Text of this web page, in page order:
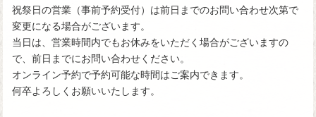
祝祭日の営業（事前予約受付）は前日までのお問い合わせ次第で
変更になる場合がございます。
当日は、営業時間内でもお休みをいただく場合がございますの
で、前日までにお問い合わせください。
オンライン予約で予約可能な時間はご案内できます。
何卒よろしくお願いいたします。